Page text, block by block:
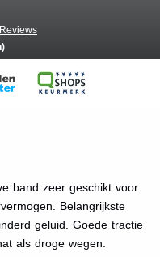
band zeer geschikt voor
Belangrijkste
geluid. Goede tractie
als droge wegen.